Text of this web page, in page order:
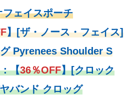
ェイスポーチ
】[ザ・ノース・フェイス]
Pyrenees Shoulder S
【36％OFF】[クロック
バンド クロッグ